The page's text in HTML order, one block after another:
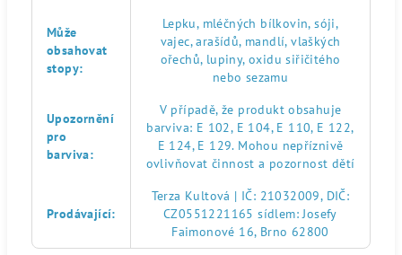
Může
obsahovat
stopy:
Lepku, mléčných bílkovin, sóji,
vajec, arašídů, mandlí, vlaškých
ořechů, lupiny, oxidu siřičitého
nebo sezamu
Upozornění
pro
barviva:
V případě, že produkt obsahuje
barviva: E 102, E 104, E 110, E 122,
E 124, E 129. Mohou nepříznivě
ovlivňovat činnost a pozornost dětí
Prodávající:
Terza Kultová | IČ: 21032009, DIČ:
CZ0551221165 sídlem: Josefy
Faimonové 16, Brno 62800